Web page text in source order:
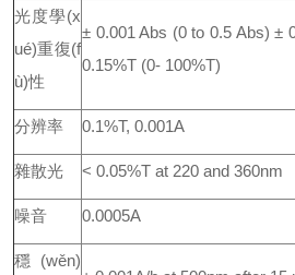
光度學(x
ué)重復(f
ù)性
± 0.001 Abs (0 to 0.5 Abs) ±
0.15%T (0- 100%T)
分辨率 0.1%T, 0.001A
雜散光 < 0.05%T at 220 and 360nm
噪音 0.0005A
穩(wěn)